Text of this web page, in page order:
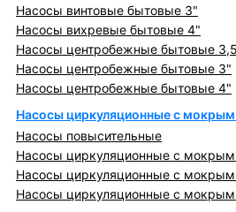
Насосы винтовые бытовые 3"
Насосы вихревые бытовые 4"
Насосы центробежные бытовые
Насосы центробежные бытовые 3"
Насосы центробежные бытовые 4"
Насосы циркуляционные с
Насосы повысительные
Насосы циркуляционные с
Насосы циркуляционные с
Насосы циркуляционные с